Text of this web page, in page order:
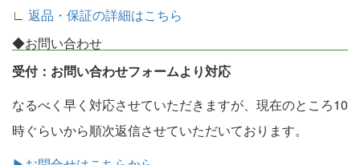
∟ 返品・保証の詳細はこちら
◆お問い合わせ
受付：お問い合わせフォームより対応
なるべく早く対応させていただきますが、現在のところ10
時ぐらいから順次返信させていただいております。